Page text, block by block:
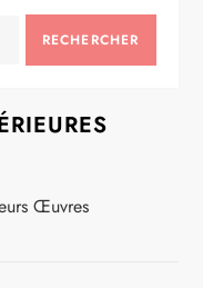
RECHERCHER
Œuvres